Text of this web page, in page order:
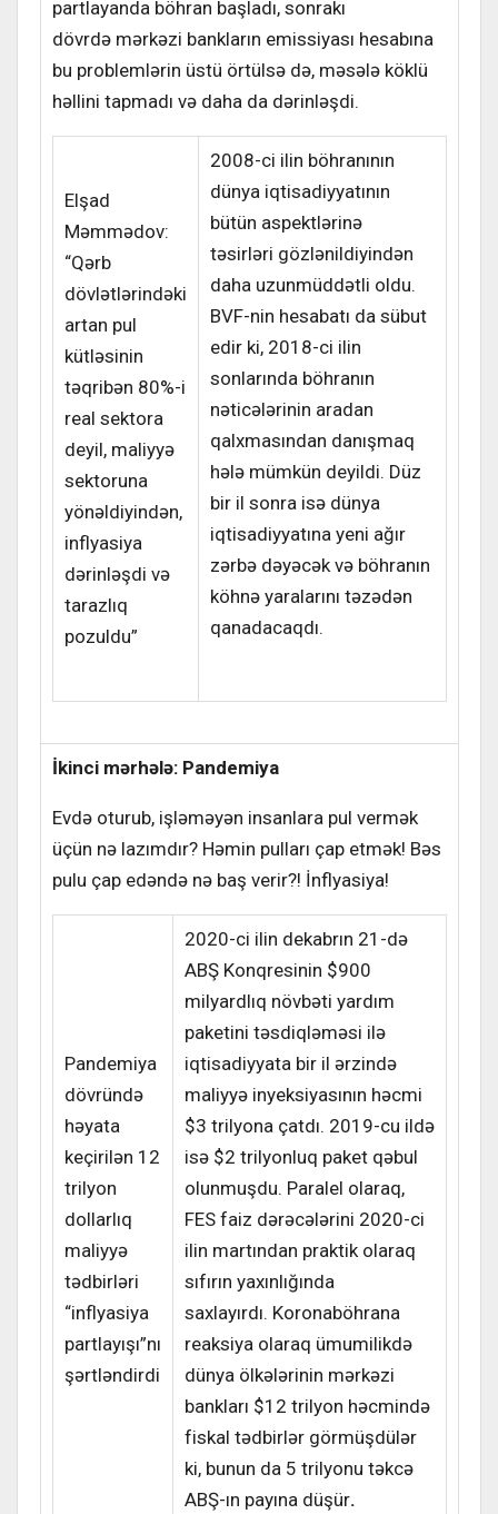
partlayanda böhran başladı, sonrakı
dövrdə mərkəzi bankların emissiyası hesabına
bu problemlərin üstü örtülsə də, məsələ köklü
həllini tapmadı və daha da dərinləşdi.
Elşad
Məmmədov:
“Qərb
dövlətlərindəki
artan pul
kütləsinin
təqribən 80%-i
real sektora
deyil, maliyyə
sektoruna
yönəldiyindən,
inflyasiya
dərinləşdi və
tarazlıq
pozuldu”
2008-ci ilin böhranının
dünya iqtisadiyyatının
bütün aspektlərinə
təsirləri gözlənildiyindən
daha uzunmüddətli oldu.
BVF-nin hesabatı da sübut
edir ki, 2018-ci ilin
sonlarında böhranın
nəticələrinin aradan
qalxmasından danışmaq
hələ mümkün deyildi. Düz
bir il sonra isə dünya
iqtisadiyyatına yeni ağır
zərbə dəyəcək və böhranın
köhnə yaralarını təzədən
qanadacaqdı.
İkinci mərhələ: Pandemiya
Evdə oturub, işləməyən insanlara pul vermək
üçün nə lazımdır? Həmin pulları çap etmək! Bəs
pulu çap edəndə nə baş verir?! İnflyasiya!
Pandemiya
dövründə
həyata
keçirilən 12
trilyon
dollarlıq
maliyyə
tədbirləri
“inflyasiya
partlayışı”nı
şərtləndirdi
2020-ci ilin dekabrın 21-də
ABŞ Konqresinin $900
milyardlıq növbəti yardım
paketini təsdiqləməsi ilə
iqtisadiyyata bir il ərzində
maliyyə inyeksiyasının həcmi
$3 trilyona çatdı. 2019-cu ildə
isə $2 trilyonluq paket qəbul
olunmuşdu. Paralel olaraq,
FES faiz dərəcələrini 2020-ci
ilin martından praktik olaraq
sıfırın yaxınlığında
saxlayırdı. Koronaböhrana
reaksiya olaraq ümumilikdə
dünya ölkələrinin mərkəzi
bankları $12 trilyon həcmində
fiskal tədbirlər görmüşdülər
ki, bunun da 5 trilyonu təkcə
ABŞ-ın payına düşür.